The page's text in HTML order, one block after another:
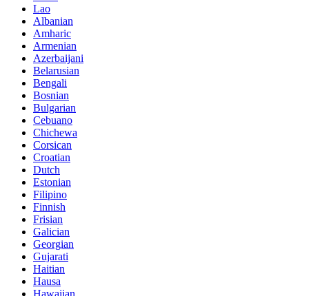
Lao
Albanian
Amharic
Armenian
Azerbaijani
Belarusian
Bengali
Bosnian
Bulgarian
Cebuano
Chichewa
Corsican
Croatian
Dutch
Estonian
Filipino
Finnish
Frisian
Galician
Georgian
Gujarati
Haitian
Hausa